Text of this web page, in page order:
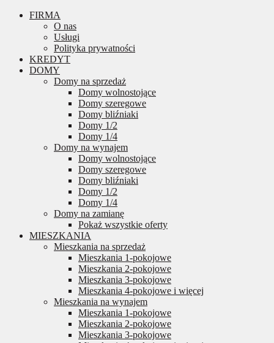
FIRMA
O nas
Usługi
Polityka prywatności
KREDYT
DOMY
Domy na sprzedaż
Domy wolnostojące
Domy szeregowe
Domy bliźniaki
Domy 1/2
Domy 1/4
Domy na wynajem
Domy wolnostojące
Domy szeregowe
Domy bliźniaki
Domy 1/2
Domy 1/4
Domy na zamianę
Pokaż wszystkie oferty
MIESZKANIA
Mieszkania na sprzedaż
Mieszkania 1-pokojowe
Mieszkania 2-pokojowe
Mieszkania 3-pokojowe
Mieszkania 4-pokojowe i więcej
Mieszkania na wynajem
Mieszkania 1-pokojowe
Mieszkania 2-pokojowe
Mieszkania 3-pokojowe